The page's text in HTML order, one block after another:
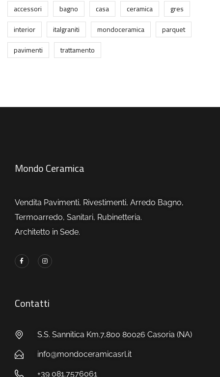
accessori bagno casa ceramica
gres
interior
italgraniti mondoceramica
parquet
pavimenti
trattamento
Mondo Ceramica
Vendita Pavimenti, Rivestimenti, Arredo Bagno,
Termoarredo, Sanitari, Rubinetteria.
Architetto in Sede.
Contatti
S.S. Sannitica Km.7,800 80026 Casoria (NA)
info@mondoceramicasrl.it
+39 081.7576061